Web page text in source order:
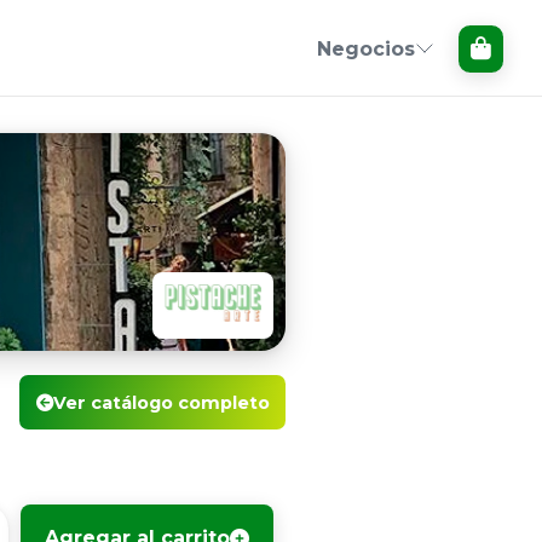
Negocios
Ver catálogo completo